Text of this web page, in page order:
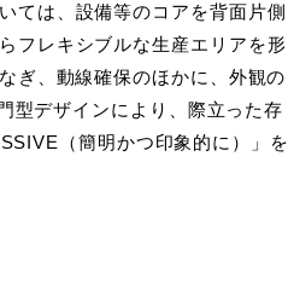
ては、設備等のコアを背面片側
フレキシブルな生産エリアを形
ぎ、動線確保のほかに、外観の
型デザインにより、際立った存
（簡明かつ印象的に）」を